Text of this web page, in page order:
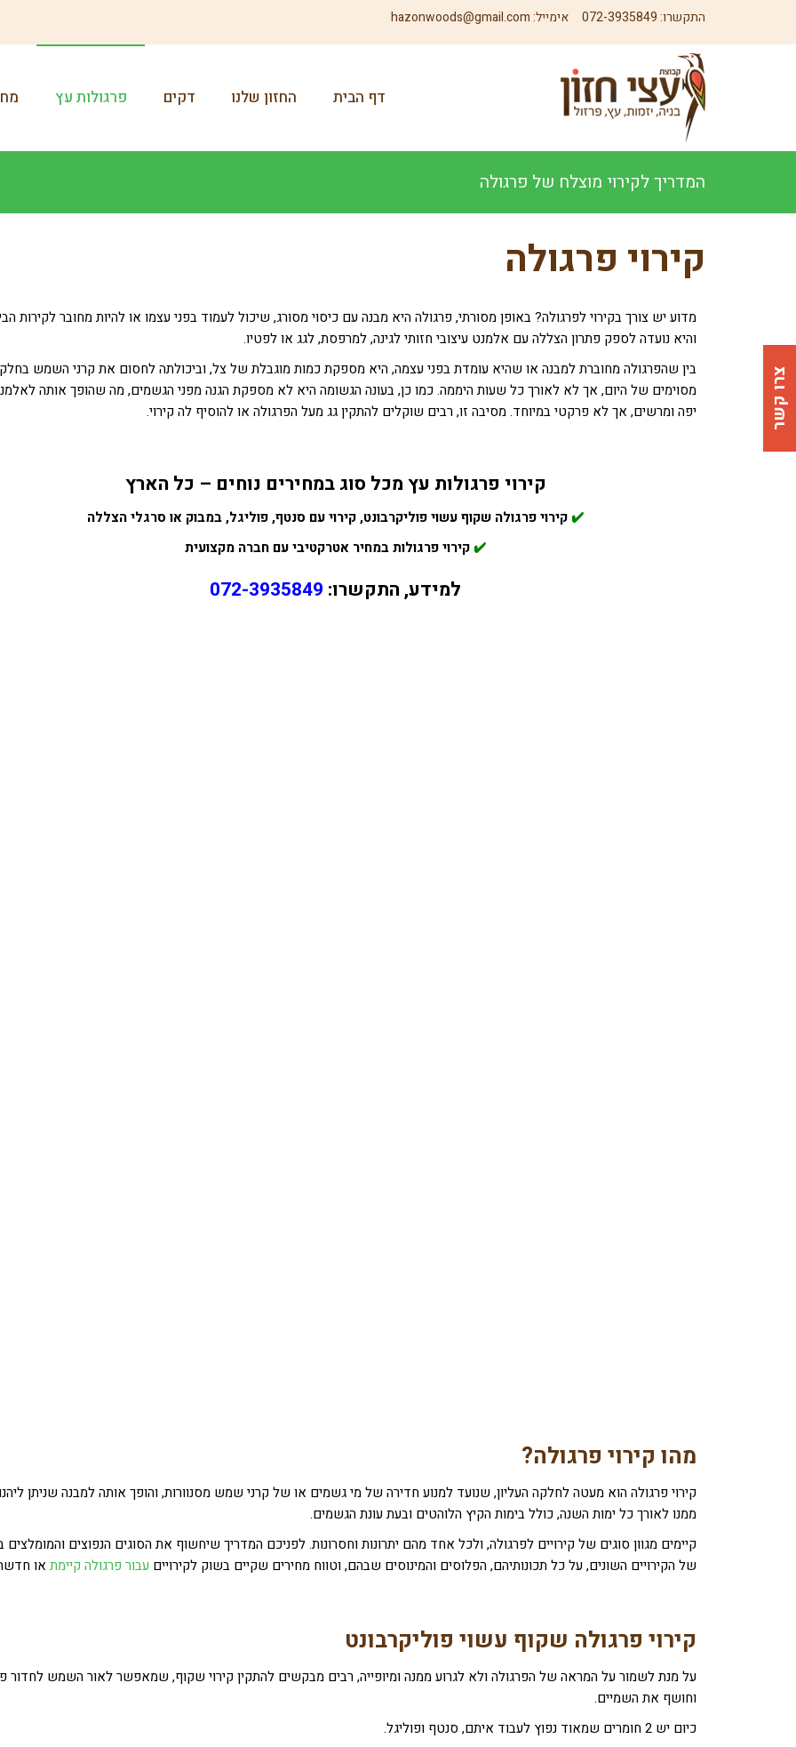
התקשרו:072-3935849 אימייל:hazonwoods@gmail.com
דף הבית החזון שלנו דקים פרגולות עץ
המדריך לקירוי מוצלח של פרגולה
קירוי פרגולה
מדוע יש צורך בקירוי לפרגולה? באופן מסורתי, פרגולה היא מבנה עם כיסוי מסורג, שיכול לעמוד בפני עצמו או להיות מחובר לקירות
והיא נועדה לספק פתרון הצללה עם אלמנט עיצובי חזותי לגינה, למרפסת, לגג או לפטיו.
בין שהפרגולה מחוברת למבנה או שהיא עומדת בפני עצמה, היא מספקת כמות מוגבלת של צל, וביכולתה לחסום את קרני השמש
מסוימים של היום, אך לא לאורך כל שעות היממה. כמו כן, בעונה הגשומה היא לא מספקת הגנה מפני הגשמים, מה שהופך אותה
יפה ומרשים, אך לא פרקטי במיוחד. מסיבה זו, רבים שוקלים להתקין גג מעל הפרגולה או להוסיף לה קירוי.
קירוי פרגולות עץ מכל סוג במחירים נוחים – כל הארץ
✔️קירוי פרגולה שקוף עשוי פוליקרבונט, קירוי עם סנטף, פוליגל, במבוק או סרגלי הצללה
✔️קירוי פרגולות במחיר אטרקטיבי עם חברה מקצועית
למידע, התקשרו: 072-3935849
מהו קירוי פרגולה?
קירוי פרגולה הוא מעטה לחלקה העליון, שנועד למנוע חדירה של מי גשמים או של קרני שמש מסנוורות, והופך אותה למבנה שניתן
ממנו לאורך כל ימות השנה, כולל בימות הקיץ הלוהטים ובעת עונת הגשמים.
קיימים מגוון סוגים של קירויים לפרגולה, ולכל אחד מהם יתרונות וחסרונות. לפניכם המדריך שיחשוף את הסוגים הנפוצים והמומלצים
של הקירויים השונים, על כל תכונותיהם, הפלוסים והמינוסים שבהם, וטווח מחירים שקיים בשוק לקירויים עבור פרגולה קיימת או
קירוי פרגולה שקוף עשוי פוליקרבונט
על מנת לשמור על המראה של הפרגולה ולא לגרוע ממנה ומיופייה, רבים מבקשים להתקין קירוי שקוף, שמאפשר לאור השמש לחדור
וחושף את השמיים.
כיום יש 2 חומרים שמאוד נפוץ לעבוד איתם, סנטף ופוליגל.
צרו קשר